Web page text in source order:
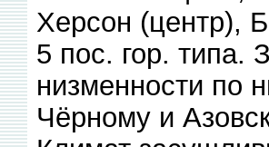
Херсон (центр),
5 пос. гор. типа.
низменности по
Чёрному и